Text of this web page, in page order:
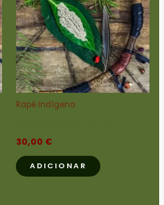
Rapé Indígena
30,00 €
ADICIONAR